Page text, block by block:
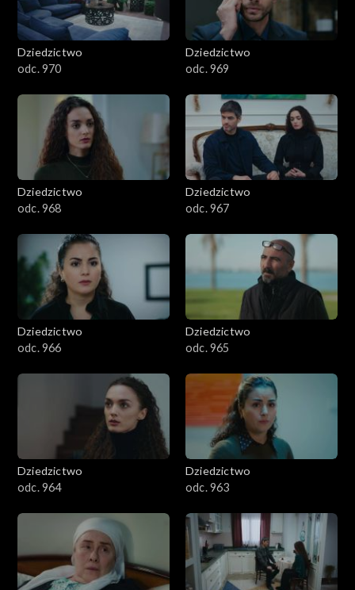
Dziedzictwo
odc. 970
Dziedzictwo
odc. 969
Dziedzictwo
odc. 968
Dziedzictwo
odc. 967
Dziedzictwo
odc. 966
Dziedzictwo
odc. 965
Dziedzictwo
odc. 964
Dziedzictwo
odc. 963